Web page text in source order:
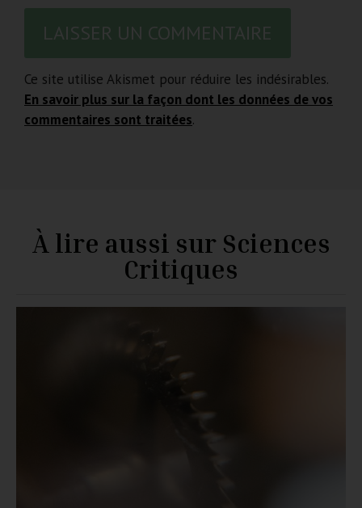
Ce site utilise Akismet pour réduire les indésirables.
En savoir plus sur la façon dont les données de vos
commentaires sont traitées.
À lire aussi sur Sciences
Critiques